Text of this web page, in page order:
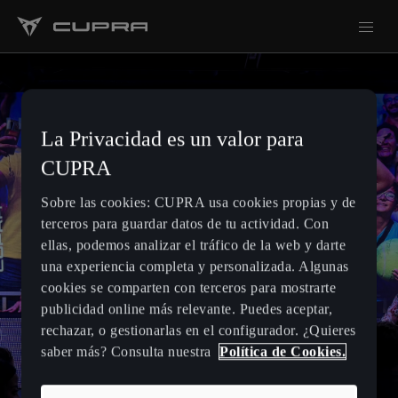
La Privacidad es un valor para
CUPRA
Sobre las cookies: CUPRA usa cookies propias y de
terceros para guardar datos de tu actividad. Con
ellas, podemos analizar el tráfico de la web y darte
una experiencia completa y personalizada. Algunas
cookies se comparten con terceros para mostrarte
publicidad online más relevante. Puedes aceptar,
rechazar, o gestionarlas en el configurador. ¿Quieres
saber más? Consulta nuestra
Política de Cookies.